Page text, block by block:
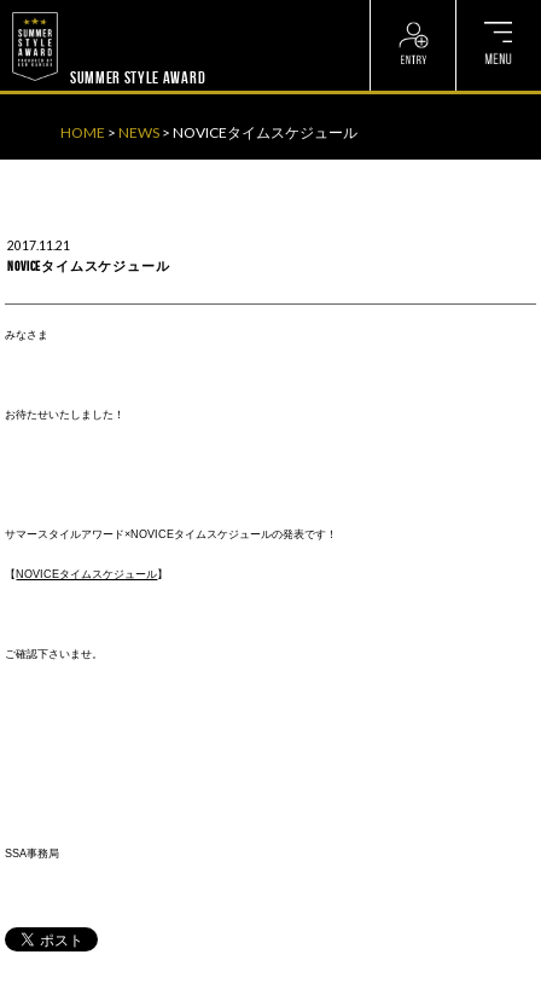
SUMMER STYLE AWARD
HOME > NEWS > NOVICEタイムスケジュール
2017.11.21
NOVICEタイムスケジュール
みなさま
お待たせいたしました！
サマースタイルアワード×NOVICEタイムスケジュールの発表です！
【 NOVICEタイムスケジュール】
ご確認下さいませ。
SSA事務局